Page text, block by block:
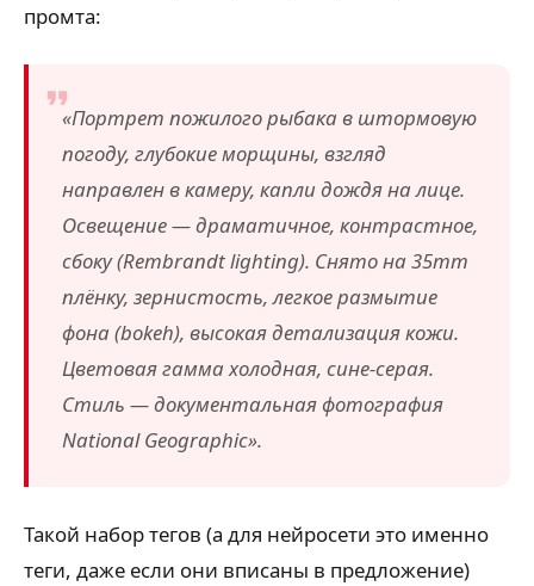
промта:
«Портрет пожилого рыбака в штормовую
погоду, глубокие морщины, взгляд
направлен в камеру, капли дождя на лице.
Освещение — драматичное, контрастное,
сбоку (Rembrandt lighting). Снято на 35mm
плёнку, зернистость, легкое размытие
фона (bokeh), высокая детализация кожи.
Цветовая гамма холодная, сине-серая.
Стиль — документальная фотография
National Geographic».
Такой набор тегов (а для нейросети это именно
теги, даже если они вписаны в предложение)